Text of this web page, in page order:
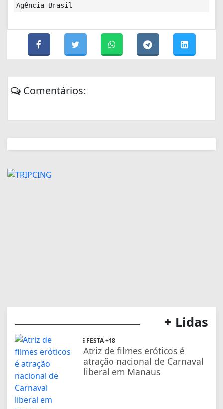
Agência Brasil
Comentários:
+ Lidas
FESTA +18
Atriz de filmes eróticos é
atração nacional de Carnaval
liberal em Manaus